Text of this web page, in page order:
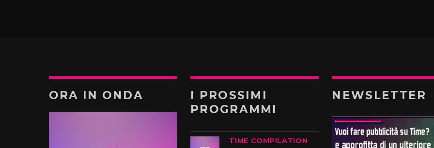
ORA IN ONDA
I PROSSIMI
PROGRAMMI
TIME COMPILATION
NEWSLETTER